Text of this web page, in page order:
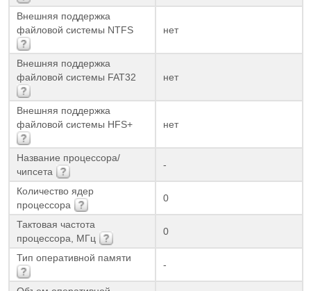
Внешняя поддержка
файловой системы NTFS
нет
Внешняя поддержка
файловой системы FAT32
нет
Внешняя поддержка
файловой системы HFS+
нет
Название процессора/
чипсета
-
Количество ядер
процессора
0
Тактовая частота
процессора, МГц
0
Тип оперативной памяти
-